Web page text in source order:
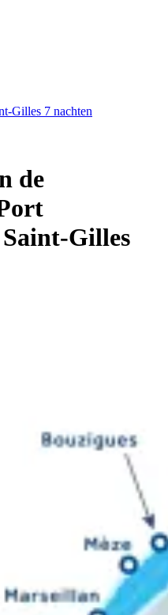
Gilles 7 nachten
de
Saint-Gilles